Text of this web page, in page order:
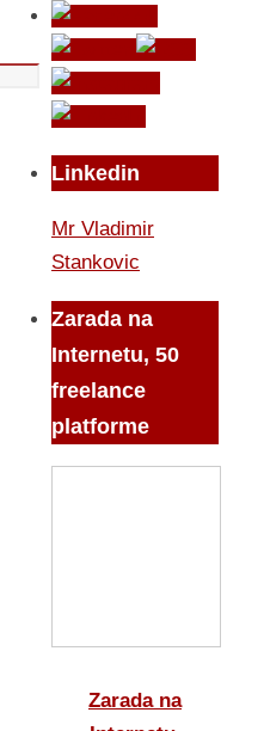
Linkedin
Mr Vladimir
Stankovic
Zarada na
Internetu, 50
freelance
platforme
Zarada na